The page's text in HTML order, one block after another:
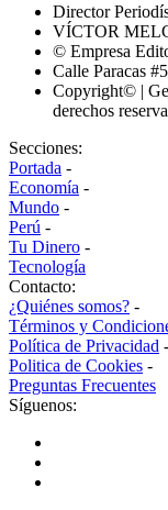
Director
VÍCTOR
© Empresa
Calle Paracas
Copyright© |
derechos
Secciones:
Portada -
Economía -
Mundo -
Perú -
Tu Dinero -
Tecnología
Contacto:
¿Quiénes somos? -
Términos y
Política de Privacidad -
Politica de Cookies -
Preguntas Frecuentes
Síguenos: